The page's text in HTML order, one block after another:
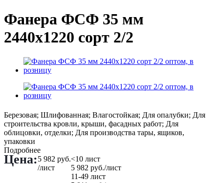
Фанера ФСФ 35 мм
2440х1220 сорт 2/2
Березовая; Шлифованная; Влагостойкая; Для опалубки; Для
строительства кровли, крыши, фасадных работ; Для
облицовки, отделки; Для производства тары, ящиков,
упаковки
Подробнее
Цена:5 982 руб.
/лист
<10 лист
5 982 руб./лист
11-49 лист